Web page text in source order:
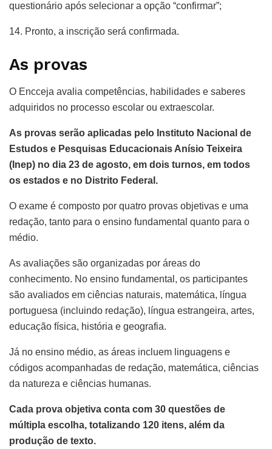
questionário após selecionar a opção “confirmar”;
14. Pronto, a inscrição será confirmada.
As provas
O Encceja avalia competências, habilidades e saberes
adquiridos no processo escolar ou extraescolar.
As provas serão aplicadas pelo Instituto Nacional de
Estudos e Pesquisas Educacionais Anísio Teixeira
(Inep) no dia 23 de agosto, em dois turnos, em todos
os estados e no Distrito Federal.
O exame é composto por quatro provas objetivas e uma
redação, tanto para o ensino fundamental quanto para o
médio.
As avaliações são organizadas por áreas do
conhecimento. No ensino fundamental, os participantes
são avaliados em ciências naturais, matemática, língua
portuguesa (incluindo redação), língua estrangeira, artes,
educação física, história e geografia.
Já no ensino médio, as áreas incluem linguagens e
códigos acompanhadas de redação, matemática, ciências
da natureza e ciências humanas.
Cada prova objetiva conta com 30 questões de
múltipla escolha, totalizando 120 itens, além da
produção de texto.